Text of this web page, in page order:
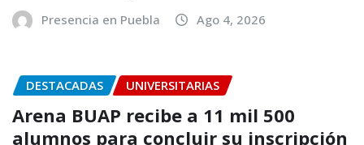
Presencia en Puebla Ago 4, 2026
DESTACADAS UNIVERSITARIAS
Arena BUAP recibe a 11 mil 500
alumnos para concluir su inscripción